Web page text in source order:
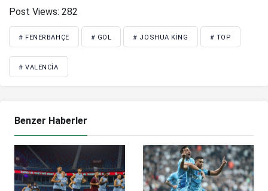
Post Views: 282
# FENERBAHÇE # GOL # JOSHUA KING # TOP
# VALENCIA
Benzer Haberler